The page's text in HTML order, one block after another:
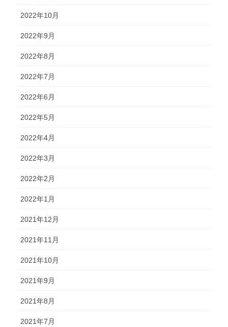
2022年10月
2022年9月
2022年8月
2022年7月
2022年6月
2022年5月
2022年4月
2022年3月
2022年2月
2022年1月
2021年12月
2021年11月
2021年10月
2021年9月
2021年8月
2021年7月